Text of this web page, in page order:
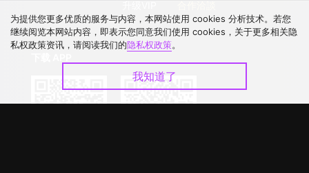
为提供您更多优质的服务与内容，本网站使用 cookies 分析技术。若您
继续阅览本网站内容，即表示您同意我们使用 cookies，关于更多相关隐
私权政策资讯，请阅读我们的隐私权政策。
我知道了